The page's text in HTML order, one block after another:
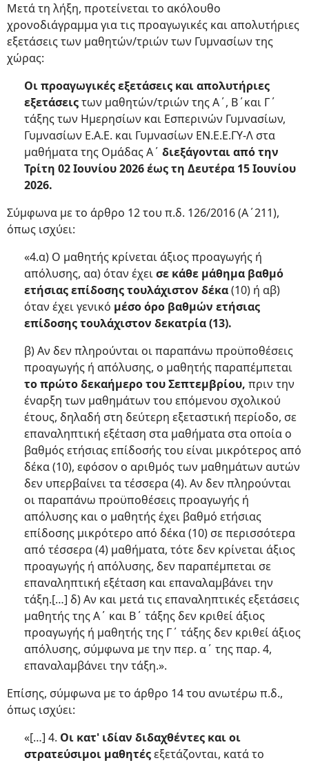
Μετά τη λήξη, προτείνεται το ακόλουθο
χρονοδιάγραμμα για τις προαγωγικές και απολυτήριες
εξετάσεις των μαθητών/τριών των Γυμνασίων της
χώρας:
Οι προαγωγικές εξετάσεις και απολυτήριες
εξετάσειςτων μαθητών/τριών της Α΄, Β΄και Γ΄
τάξης των Ημερησίων και Εσπερινών Γυμνασίων,
Γυμνασίων Ε.Α.Ε. και Γυμνασίων ΕΝ.Ε.Ε.ΓΥ-Λ στα
μαθήματα της Ομάδας Α΄ διεξάγονται από την
Τρίτη 02 Ιουνίου 2026 έως τη Δευτέρα 15 Ιουνίου
2026.
Σύμφωνα με το άρθρο 12 του π.δ. 126/2016 (Α΄211),
όπως ισχύει:
«4.α) Ο μαθητής κρίνεται άξιος προαγωγής ή
απόλυσης, αα) όταν έχεισε κάθε μάθημα βαθμό
ετήσιας επίδοσης τουλάχιστον δέκα(10) ή αβ)
όταν έχει γενικό μέσο όρο βαθμών ετήσιας
επίδοσης τουλάχιστον δεκατρία (13).
β) Αν δεν πληρούνται οι παραπάνω προϋποθέσεις
προαγωγής ή απόλυσης, ο μαθητής παραπέμπεται
το πρώτο δεκαήμερο του Σεπτεμβρίου, πριν την
έναρξη των μαθημάτων του επόμενου σχολικού
έτους, δηλαδή στη δεύτερη εξεταστική περίοδο, σε
επαναληπτική εξέταση στα μαθήματα στα οποία ο
βαθμός ετήσιας επίδοσής του είναι μικρότερος από
δέκα (10), εφόσον ο αριθμός των μαθημάτων αυτών
δεν υπερβαίνει τα τέσσερα (4). Αν δεν πληρούνται
οι παραπάνω προϋποθέσεις προαγωγής ή
απόλυσης και ο μαθητής έχει βαθμό ετήσιας
επίδοσης μικρότερο από δέκα (10) σε περισσότερα
από τέσσερα (4) μαθήματα, τότε δεν κρίνεται άξιος
προαγωγής ή απόλυσης, δεν παραπέμπεται σε
επαναληπτική εξέταση και επαναλαμβάνει την
τάξη.[…] δ) Αν και μετά τις επαναληπτικές εξετάσεις
μαθητής της Α΄ και Β΄ τάξης δεν κριθεί άξιος
προαγωγής ή μαθητής της Γ΄ τάξης δεν κριθεί άξιος
απόλυσης, σύμφωνα με την περ. α΄ της παρ. 4,
επαναλαμβάνει την τάξη.».
Επίσης, σύμφωνα με το άρθρο 14 του ανωτέρω π.δ.,
όπως ισχύει:
«[…] 4. Οι κατ' ιδίαν διδαχθέντες και οι
στρατεύσιμοι μαθητέςεξετάζονται, κατά το